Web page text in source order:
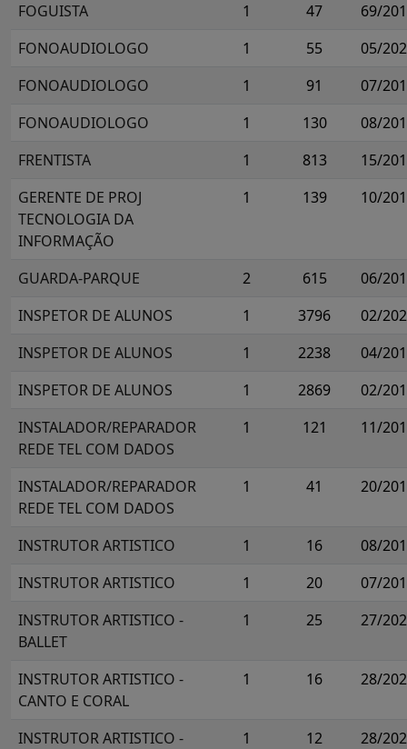
FOGUISTA
1 47
69/
FONOAUDIOLOGO
1 55
05/
FONOAUDIOLOGO
1 91
07/
FONOAUDIOLOGO
1 130
08/
FRENTISTA
1 813
15/
GERENTE DE PROJ
TECNOLOGIA DA
INFORMAÇÃO
1 139 10/
GUARDA-PARQUE 2 615
06/
INSPETOR DE ALUNOS
1 3796
02/
INSPETOR DE ALUNOS
1 2238
04/
INSPETOR DE ALUNOS
1 2869
02/
INSTALADOR/REPARADOR
REDE TEL COM DADOS
1 121 11/
INSTALADOR/REPARADOR
REDE TEL COM DADOS
1 41 20/
INSTRUTOR ARTISTICO 1 16
08/
INSTRUTOR ARTISTICO
1 20
07/
INSTRUTOR ARTISTICO -
BALLET
1 25 27/
INSTRUTOR ARTISTICO -
CANTO E CORAL
1 16 28/
INSTRUTOR ARTISTICO -
1 12 28/